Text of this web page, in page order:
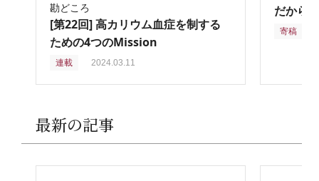
勘どころ
[第22回] 高カリウム血症を制する
ための4つのMission
連載 2024.03.11
だから
寄稿
最新の記事